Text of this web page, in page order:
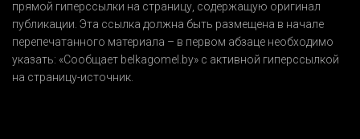
прямой гиперссылки на страницу, содержащую оригинал
публикации. Эта ссылка должна быть размещена в начале
перепечатанного материала – в первом абзаце необходимо
указать: «Сообщает belkagomel.by» с активной гиперссылкой
на страницу-источник.